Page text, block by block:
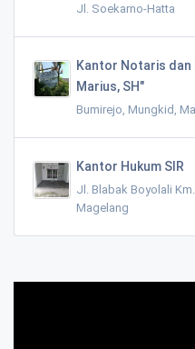
Jl. Soekarno-Hatta
Kantor Notaris dan
Marius, SH"
Bumirejo, Mungkid,
Kantor Hukum SIR
Jl. Blabak Boyolali
Magelang